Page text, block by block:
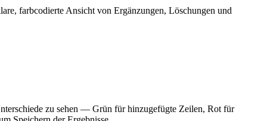
farbcodierte Ansicht von Ergänzungen, Löschungen und
zu sehen — Grün für hinzugefügte Zeilen, Rot für